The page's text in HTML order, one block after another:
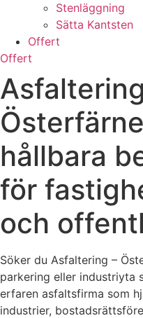
Stenläggning
Sätta Kantsten
Offert
Offert
hållbara
för
och
Söker du Asfaltering –
parkering eller industriyta
erfaren asfaltsfirma som
industrier,